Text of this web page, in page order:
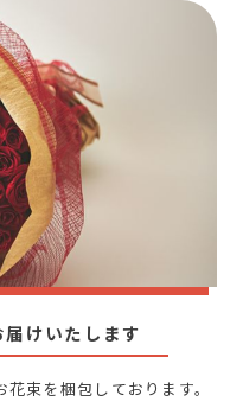
けいたします
束を梱包しております。